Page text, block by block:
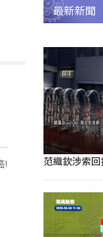
!
最新新聞
范織欽涉索